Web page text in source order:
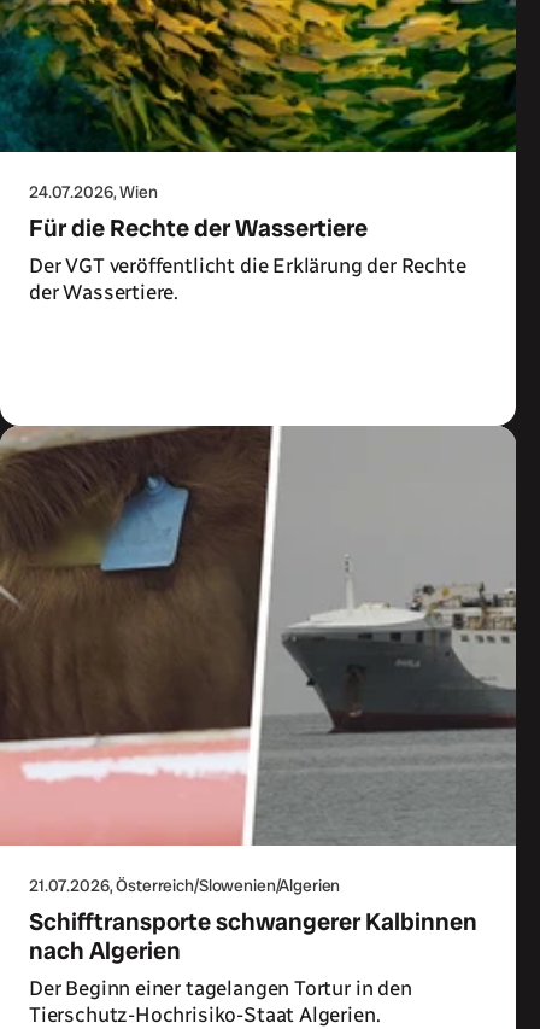
24.07.2026, Wien
Für die Rechte der Wassertiere
Der VGT veröffentlicht die Erklärung der Rechte
der Wassertiere.
21.07.2026, Österreich/Slowenien/Algerien
Schifftransporte schwangerer Kalbinnen
nach Algerien
Der Beginn einer tagelangen Tortur in den
Tierschutz-Hochrisiko-Staat Algerien.